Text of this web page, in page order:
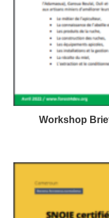
Workshop